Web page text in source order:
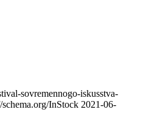
sovremennogo-iskusstva-
schema.org/InStock 2021-06-